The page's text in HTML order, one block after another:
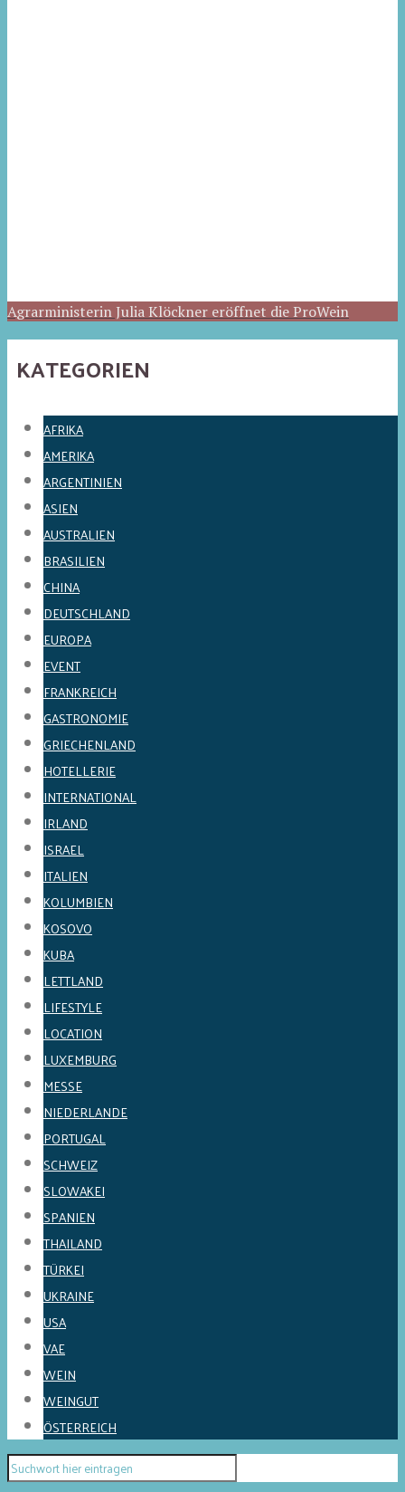
Agrarministerin Julia Klöckner eröffnet die ProWein
KATEGORIEN
AFRIKA
AMERIKA
ARGENTINIEN
ASIEN
AUSTRALIEN
BRASILIEN
CHINA
DEUTSCHLAND
EUROPA
EVENT
FRANKREICH
GASTRONOMIE
GRIECHENLAND
HOTELLERIE
INTERNATIONAL
IRLAND
ISRAEL
ITALIEN
KOLUMBIEN
KOSOVO
KUBA
LETTLAND
LIFESTYLE
LOCATION
LUXEMBURG
MESSE
NIEDERLANDE
PORTUGAL
SCHWEIZ
SLOWAKEI
SPANIEN
THAILAND
TÜRKEI
UKRAINE
USA
VAE
WEIN
WEINGUT
ÖSTERREICH